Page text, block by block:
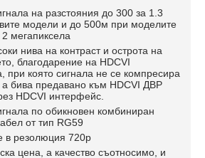
на разстояния до 300 за 1.3
модели и до 500м при моделите
мегапиксела
нива на контраст и острота на
благодарение на HDCVI
при която сигнала не се компресира
а бива предавано към HDCVI ДВР
HDCVI интерфейс.
по обикновен комбиниран
от тип RG59
в резолюция 720p
цена, а качество съотносимо, и